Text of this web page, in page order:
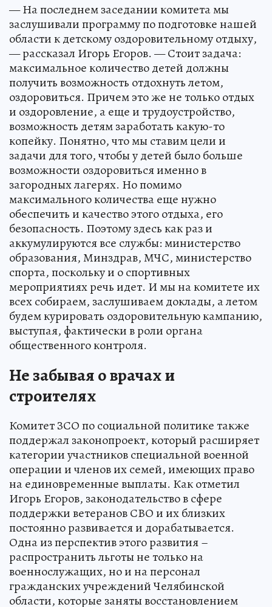
— На последнем заседании комитета мы
заслушивали программу по подготовке нашей
области к детскому оздоровительному отдыху,
— рассказал Игорь Егоров. — Стоит задача:
максимальное количество детей должны
получить возможность отдохнуть летом,
оздоровиться. Причем это же не только отдых
и оздоровление, а еще и трудоустройство,
возможность детям заработать какую-то
копейку. Понятно, что мы ставим цели и
задачи для того, чтобы у детей было больше
возможности оздоровиться именно в
загородных лагерях. Но помимо
максимального количества еще нужно
обеспечить и качество этого отдыха, его
безопасность. Поэтому здесь как раз и
аккумулируются все службы: министерство
образования, Минздрав, МЧС, министерство
спорта, поскольку и о спортивных
мероприятиях речь идет. И мы на комитете их
всех собираем, заслушиваем доклады, а летом
будем курировать оздоровительную кампанию,
выступая, фактически в роли органа
общественного контроля.
Не забывая о врачах и
строителях
Комитет ЗСО по социальной политике также
поддержал законопроект, который расширяет
категории участников специальной военной
операции и членов их семей, имеющих право
на единовременные выплаты. Как отметил
Игорь Егоров, законодательство в сфере
поддержки ветеранов СВО и их близких
постоянно развивается и дорабатывается.
Одна из перспектив этого развития –
распространить льготы не только на
военнослужащих, но и на персонал
гражданских учреждений Челябинской
области, которые заняты восстановлением